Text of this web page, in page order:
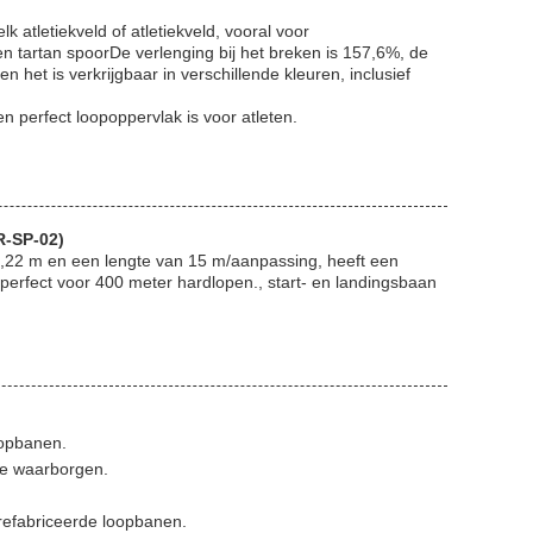
atletiekveld of atletiekveld, vooral voor
tartan spoorDe verlenging bij het breken is 157,6%, de
het is verkrijgbaar in verschillende kleuren, inclusief
perfect loopoppervlak is voor atleten.
SP-02)
m en een lengte van 15 m/aanpassing, heeft een
voor 400 meter hardlopen., start- en landingsbaan
waarborgen.
loopbanen.